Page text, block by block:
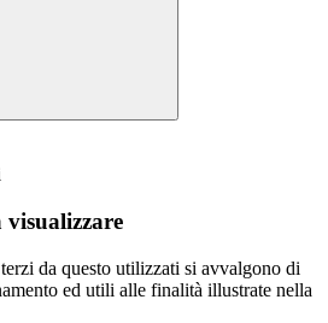
visualizzare
da questo utilizzati si avvalgono di
ed utili alle finalità illustrate nella